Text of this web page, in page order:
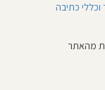
כתיבה
מהאתר